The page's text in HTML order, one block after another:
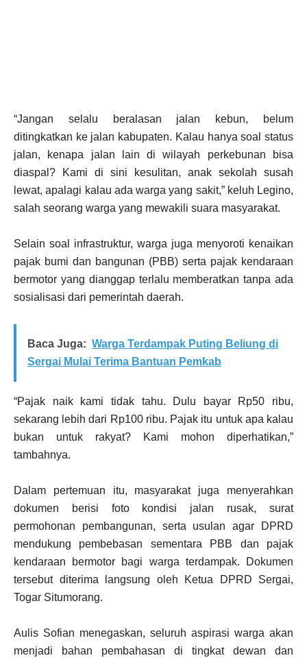
“Jangan selalu beralasan jalan kebun, belum
ditingkatkan ke jalan kabupaten. Kalau hanya soal status
jalan, kenapa jalan lain di wilayah perkebunan bisa
diaspal? Kami di sini kesulitan, anak sekolah susah
lewat, apalagi kalau ada warga yang sakit,” keluh Legino,
salah seorang warga yang mewakili suara masyarakat.
Selain soal infrastruktur, warga juga menyoroti kenaikan
pajak bumi dan bangunan (PBB) serta pajak kendaraan
bermotor yang dianggap terlalu memberatkan tanpa ada
sosialisasi dari pemerintah daerah.
Baca Juga: Warga Terdampak Puting Beliung di
Sergai Mulai Terima Bantuan Pemkab
“Pajak naik kami tidak tahu. Dulu bayar Rp50 ribu,
sekarang lebih dari Rp100 ribu. Pajak itu untuk apa kalau
bukan untuk rakyat? Kami mohon diperhatikan,”
tambahnya.
Dalam pertemuan itu, masyarakat juga menyerahkan
dokumen berisi foto kondisi jalan rusak, surat
permohonan pembangunan, serta usulan agar DPRD
mendukung pembebasan sementara PBB dan pajak
kendaraan bermotor bagi warga terdampak. Dokumen
tersebut diterima langsung oleh Ketua DPRD Sergai,
Togar Situmorang.
Aulis Sofian menegaskan, seluruh aspirasi warga akan
menjadi bahan pembahasan di tingkat dewan dan